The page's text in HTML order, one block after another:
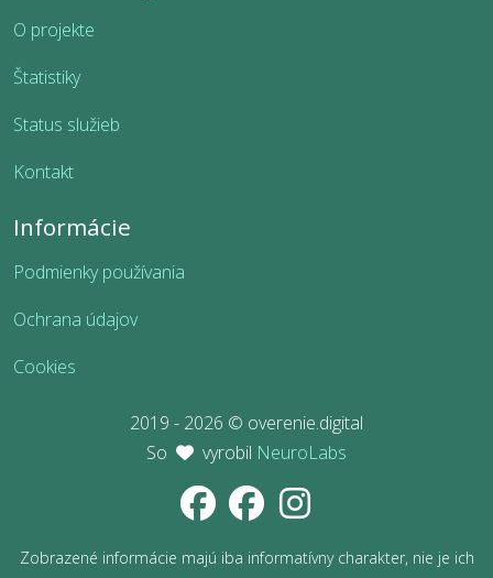
O projekte
Štatistiky
Status služieb
Kontakt
Informácie
Podmienky používania
Ochrana údajov
Cookies
2019 - 2026 © overenie.digital
So
vyrobil NeuroLabs
Zobrazené informácie majú iba informatívny charakter, nie je ich